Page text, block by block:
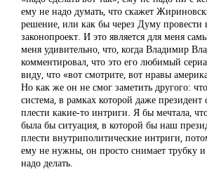
ему не надо думать, что скажет
решение, или как бы через Думу провести
законопроект. И это является для меня
меня удивительно, что, когда Владимир
комментировал, что это его любимый
виду, что «вот смотрите, вот нравы
Но как же он не смог заметить другого:
система, в рамках которой даже
плести какие-то интриги. Я бы мечтала,
была бы ситуация, в которой бы наш
плести внутриполитические интриги,
ему не нужны, он просто снимает трубку
надо делать.